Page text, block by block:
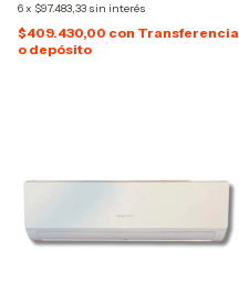
6x $97.483,33 sin interés
$409.430,00 con Transferencia
o depósito